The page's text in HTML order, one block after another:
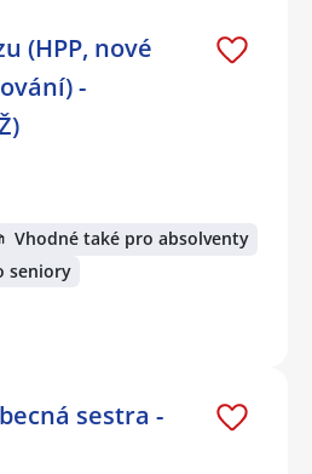
(HPP, nové
-
Vhodné také pro absolventy
seniory
sestra -